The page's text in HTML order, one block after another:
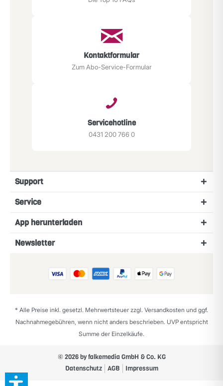
Kontaktformular
Zum Abo-Service-Formular
Servicehotline
0431 200 766 0
Support
Service
App herunterladen
Newsletter
* Alle Preise inkl. gesetzl. Mehrwertsteuer zzgl. Versandkosten und ggf.
Nachnahmegebühren, wenn nicht anders beschrieben. UVP entspricht
Summe der Einzelkäufe.
© 2026 by falkemedia GmbH & Co. KG
Datenschutz
AGB Impressum